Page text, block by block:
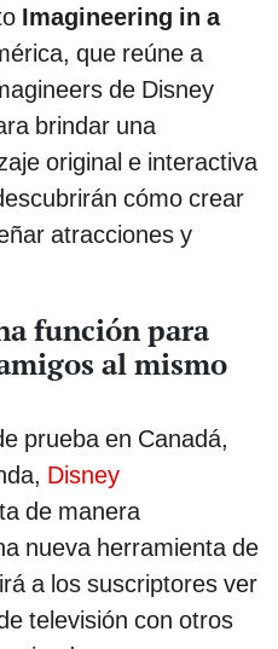
Imagineering in a
que reúne a
de Disney
brindar una
original e interactiva
cómo crear
atracciones y
función para
al mismo
prueba en Canadá,
Disney
de manera
nueva herramienta de
a los suscriptores ver
televisión con otros